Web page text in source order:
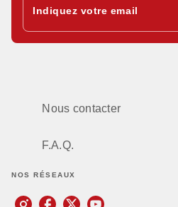
Indiquez votre email
Nous contacter
F.A.Q.
NOS RÉSEAUX